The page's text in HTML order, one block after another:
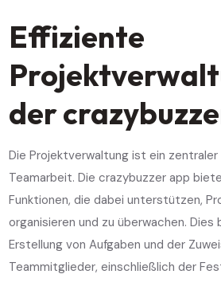
Effiziente
der
Die Projektverwaltung ist ein
Teamarbeit. Die crazybuzzer app
Funktionen, die dabei unterstützen,
organisieren und zu überwachen.
Erstellung von Aufgaben und der
Teammitglieder, einschließlich der